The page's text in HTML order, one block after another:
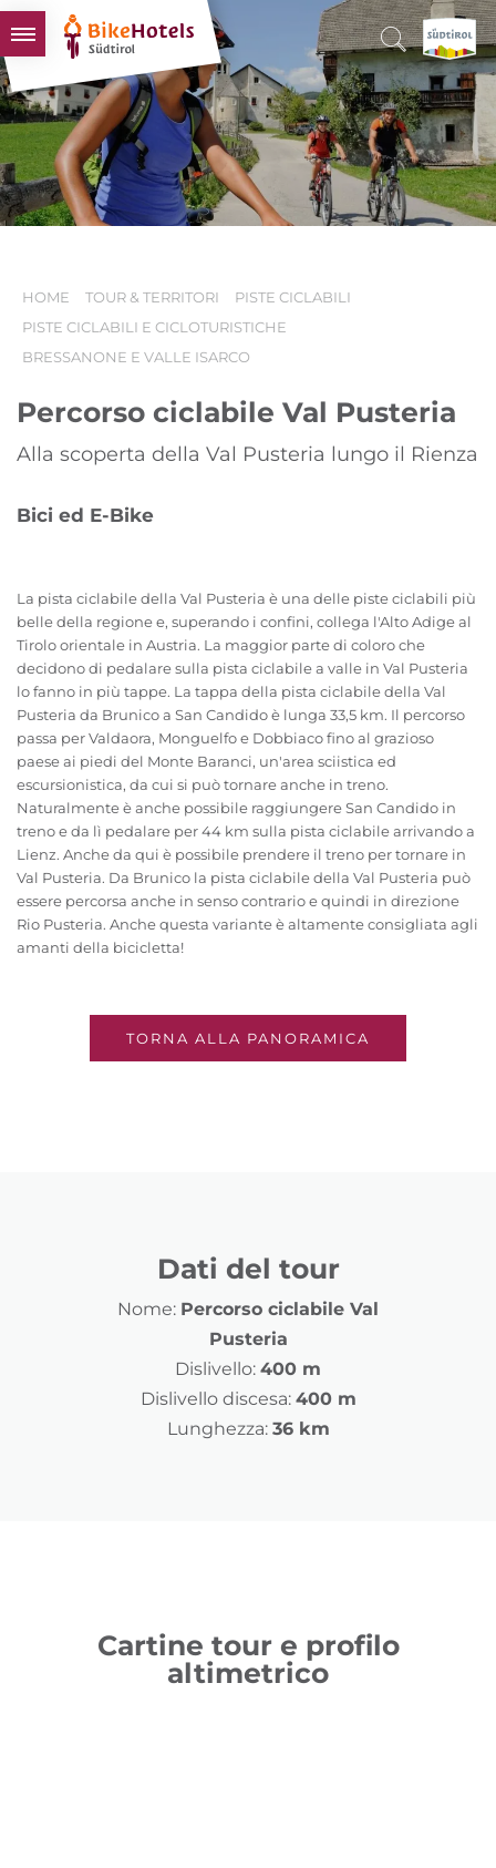
BIKEHOTELS
HOTELS & PACCHETTI
TOUR & TERRITORI
L'ALTO ADIGE & NOI
HOME TOUR & TERRITORI
PISTE CICLABILI
PISTE CICLABILI E CICLOTURISTICHE
BRESSANONE E VALLE ISARCO
Percorso ciclabile Val Pusteria
Alla scoperta della Val Pusteria lungo il Rienza
Bici ed E-Bike
La pista ciclabile della Val Pusteria è una delle piste ciclabili più
belle della regione e, superando i confini, collega l'Alto Adige al
Tirolo orientale in Austria. La maggior parte di coloro che
decidono di pedalare sulla pista ciclabile a valle in Val Pusteria
lo fanno in più tappe. La tappa della pista ciclabile della Val
Pusteria da Brunico a San Candido è lunga 33,5 km. Il percorso
passa per Valdaora, Monguelfo e Dobbiaco fino al grazioso
paese ai piedi del Monte Baranci, un'area sciistica ed
escursionistica, da cui si può tornare anche in treno.
Naturalmente è anche possibile raggiungere San Candido in
treno e da lì pedalare per 44 km sulla pista ciclabile arrivando a
Lienz. Anche da qui è possibile prendere il treno per tornare in
Val Pusteria. Da Brunico la pista ciclabile della Val Pusteria può
essere percorsa anche in senso contrario e quindi in direzione
Rio Pusteria. Anche questa variante è altamente consigliata agli
amanti della bicicletta!
TORNA ALLA PANORAMICA
Dati del tour
Nome: Percorso ciclabile Val
Pusteria
Dislivello: 400 m
Dislivello discesa: 400 m
Lunghezza: 36 km
Cartine tour e profilo
altimetrico